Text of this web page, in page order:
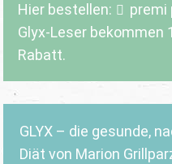
Hier bestellen:
premi
Glyx-Leser bekommen
Rabatt.
GLYX – die gesunde,
Diät von Marion